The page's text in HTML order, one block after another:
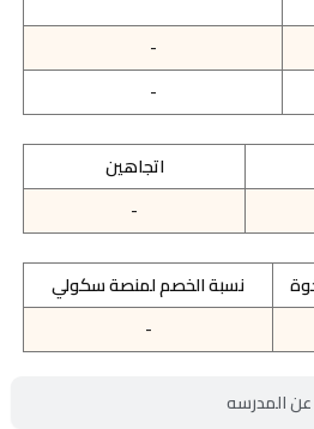
عن المدرسه
-
-
اتجاهين
-
نسبة الخصم لمنصة سكولي
-